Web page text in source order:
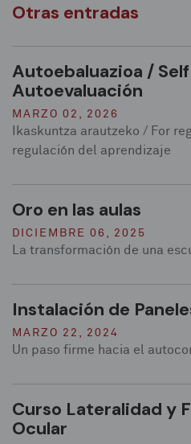
Otras entradas
Autoebaluazioa /
Autoevaluación
MARZO 02, 2026
Ikaskuntza arautzeko / For
regulación del aprendizaje
Oro en las aulas
DICIEMBRE 06, 2025
La transformación de una
Instalación de
MARZO 22, 2024
Un paso firme hacia el
Curso Lateralidad y
Ocular